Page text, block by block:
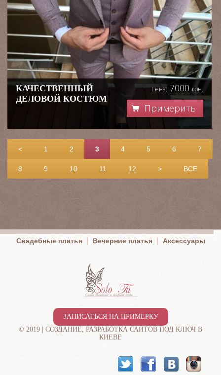
КАЧЕСТВЕННЫЙ
ДЕЛОВОЙ КОСТЮМ
Цена: 7000 грн.
Примерить
< 1 2 3 4 5 6 7
8 9 10 11 12 > ВСЕ
Свадебные платья Вечерние платья Аксессуары
ЗАПИСАТЬСЯ НА ПРИМЕРКУ
© 2019 | СОЗДАНИЕ, РАЗРАБОТКА САЙТОВ ПОД КЛЮЧ В
КИЕВЕ